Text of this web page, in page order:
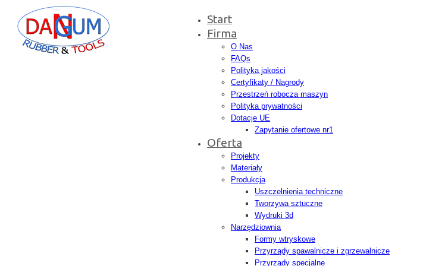
Start
Firma
O Nas
FAQs
Polityka jakości
Certyfikaty / Nagrody
Przestrzeń robocza maszyn
Polityka prywatności
Dotacje UE
Zapytanie ofertowe nr1
Oferta
Projekty
Materiały
Produkcja
Uszczelnienia techniczne
Tworzywa sztuczne
Wydruki 3d
Narzędziownia
Formy wtryskowe
Przyrządy spawalnicze i zgrzewalnicze
Przyrządy specjalne